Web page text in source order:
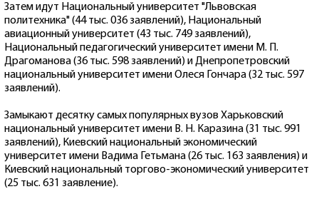
Затем идут Национальный университет "Львовская
политехника" (44 тыс. 036 заявлений), Национальный
авиационный университет (43 тыс. 749 заявлений),
Национальный педагогический университет имени М. П.
Драгоманова (36 тыс. 598 заявлений) и Днепропетровский
национальный университет имени Олеся Гончара (32 тыс. 597
заявлений).
Замыкают десятку самых популярных вузов Харьковский
национальный университет имени В. Н. Каразина (31 тыс. 991
заявлений), Киевский национальный экономический
университет имени Вадима Гетьмана (26 тыс. 163 заявления) и
Киевский национальный торгово-экономический университет
(25 тыс. 631 заявление).